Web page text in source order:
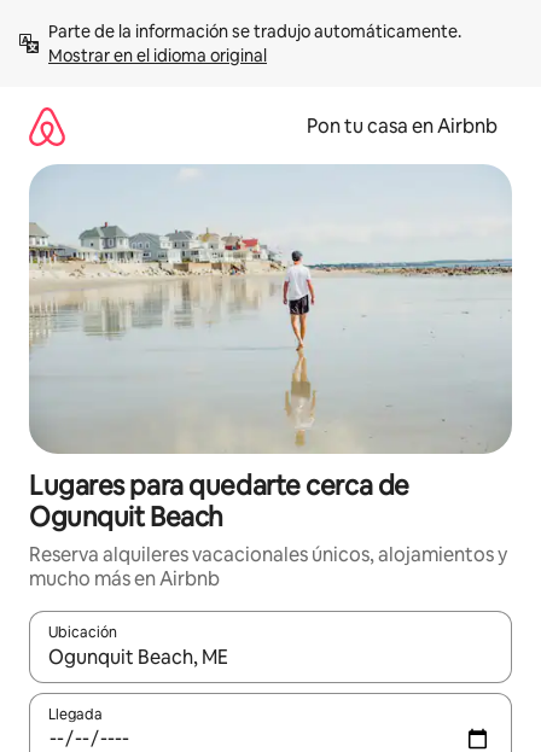
contenidoMostrar en el idioma original
Pon tu casa en Airbnb
Lugares para quedarte cerca de
Ogunquit Beach
Reserva alquileres vacacionales únicos, alojamientos y
mucho más en Airbnb
Ubicación
Cuando los resultados estén disponibles, navega con las
Llegada